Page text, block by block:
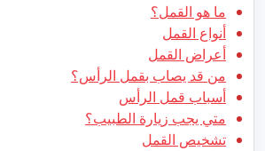
ما هو القمل؟
أنواع القمل
أعراض القمل
من قد يصاب بقمل الرأس؟
أسباب قمل الرأس
متي يجب زيارة الطبيب؟
تشخيص القمل